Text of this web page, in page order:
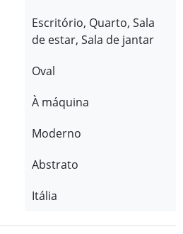
Escritório, Quarto, Sala
de estar, Sala de jantar
Oval
À máquina
Moderno
Abstrato
Itália